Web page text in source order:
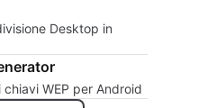
Desktop in
chiavi WEP per Android